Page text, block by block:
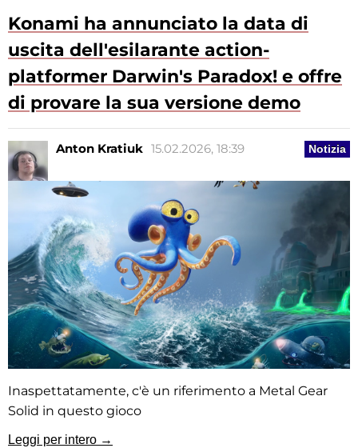
Konami ha annunciato la data di
uscita dell'esilarante action-
platformer Darwin's Paradox! e offre
di provare la sua versione demo
Notizia
Anton Kratiuk 15.02.2026, 18:39
Inaspettatamente, c'è un riferimento a Metal Gear
Solid in questo gioco
Leggi per intero →